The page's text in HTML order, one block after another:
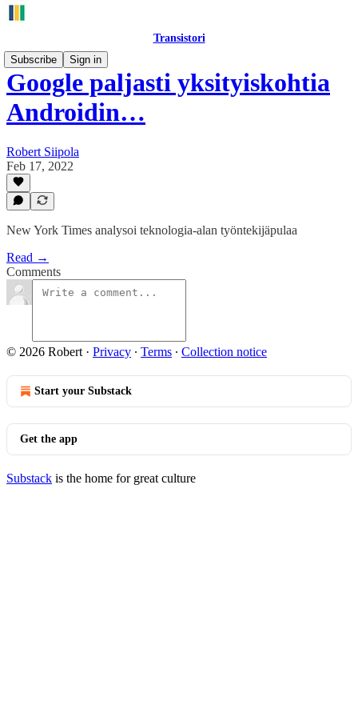
Transistori
Subscribe
Sign in
Google paljasti yksityiskohtia
Androidin…
Robert Siipola
Feb 17, 2022
New York Times analysoi teknologia-alan työntekijäpulaa
Read →
Comments
© 2026 Robert · Privacy ∙ Terms ∙ Collection notice
Start your Substack
Get the app
Substack is the home for great culture